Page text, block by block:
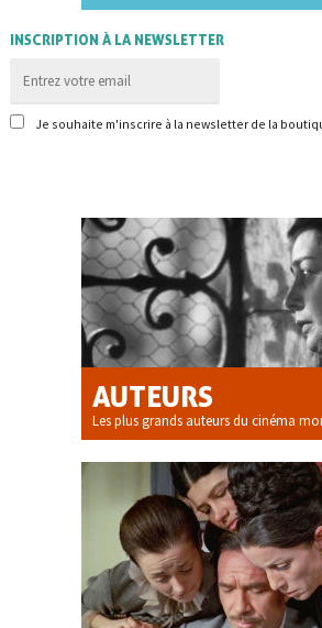
INSCRIPTION À LA NEWSLETTER
Je souhaite m'inscrire à la newsletter de la
AUTEURS
Les plus grands auteurs du cinéma